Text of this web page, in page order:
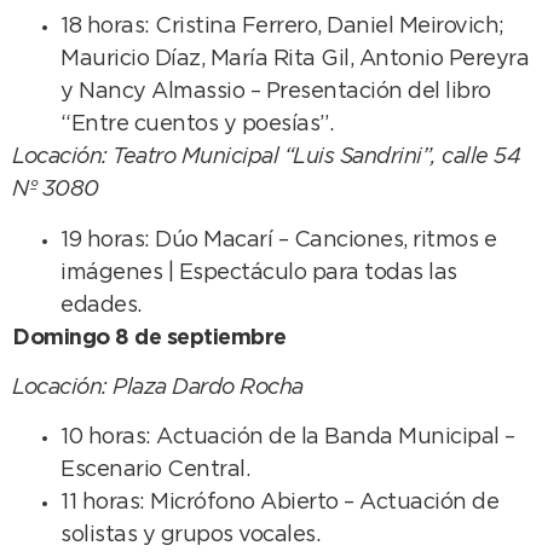
18 horas: Cristina Ferrero, Daniel Meirovich;
Mauricio Díaz, María Rita Gil, Antonio Pereyra
y Nancy Almassio – Presentación del libro
“Entre cuentos y poesías”.
Locación: Teatro Municipal “Luis Sandrini”, calle 54
Nº 3080
19 horas: Dúo Macarí – Canciones, ritmos e
imágenes | Espectáculo para todas las
edades.
Domingo 8 de septiembre
Locación: Plaza Dardo Rocha
10 horas: Actuación de la Banda Municipal –
Escenario Central.
11 horas: Micrófono Abierto – Actuación de
solistas y grupos vocales.